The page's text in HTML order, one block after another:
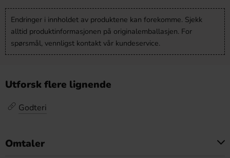
Endringer i innholdet av produktene kan forekomme. Sjekk
alltid produktinformasjonen på originalemballasjen. For
spørsmål, vennligst kontakt vår kundeservice.
Utforsk flere lignende
Godteri
Omtaler